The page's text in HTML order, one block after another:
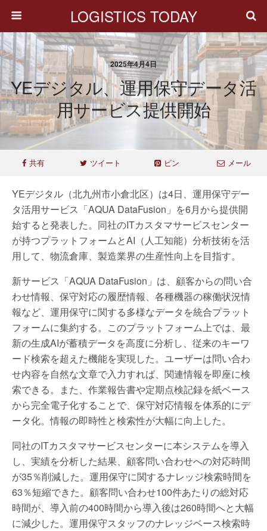
LOGISTICS TODAY
2025年4月4日
YEデジタル、運用保守データ活
用サービス提供開始
共有 ツイート ピン メール
YEデジタル（北九州市小倉北区）は4日、運用保守デー
タ活用サービス「AQUA DataFusion」を6月から提供開
始すると発表した。同社のITカスタマサービスセンター
が持つプラットフォームとAI（人工知能）分析技術を活
用して、物流倉庫、製造業界の生産性向上を目指す。
新サービス「AQUA DataFusion」は、顧客からの問い合
わせ情報、保守対応の履歴情報、各種機器の稼働状況情
報など、運用保守に関する多様なデータを統合プラット
フォームに集約する。このプラットフォーム上では、最
新の生成AIが蓄積データを高度に分析し、従来のキーワ
ード検索を超えた機能を実現した。ユーザーは問い合わ
せ内容を自然な文章で入力すれば、関連情報を即座に検
索できる。また、作業報告書や定期点検記録を紙ベース
から完全電子化することで、保守対応情報を体系的にデ
ータ化。情報の即時性と検索性が大幅に向上した。
同社のITカスタマサービスセンターに本システムを導入
し、実績を分析した結果、顧客問い合わせへの対応時間
が35％削減した。運用保守に関するナレッジ検索時間を
63％短縮できた。顧客問い合わせ100件あたりの総対応
時間が、導入前の400時間から導入後は260時間へと大幅
に減少した。運用保守スタッフのナレッジベース検索時